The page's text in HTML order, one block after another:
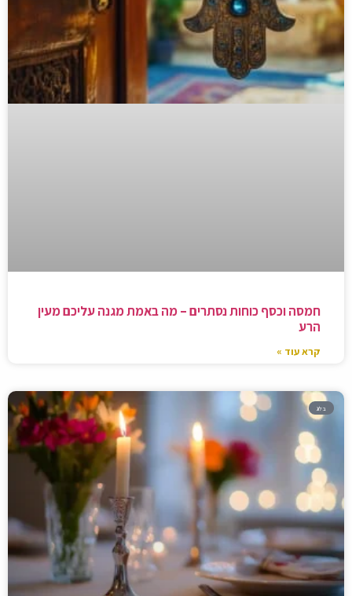
חמסה וכסף כוחות נסתרים – מה באמת מגנה עליכם מעין
הרע
קרא עוד »
בלוג